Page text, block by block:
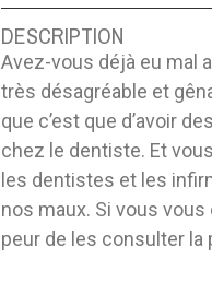
DESCRIPTION
Avez-vous déjà eu mal
très désagréable et
que c’est que d’avoir
chez le dentiste. Et
les dentistes et les
nos maux. Si vous vous
peur de les consulter la